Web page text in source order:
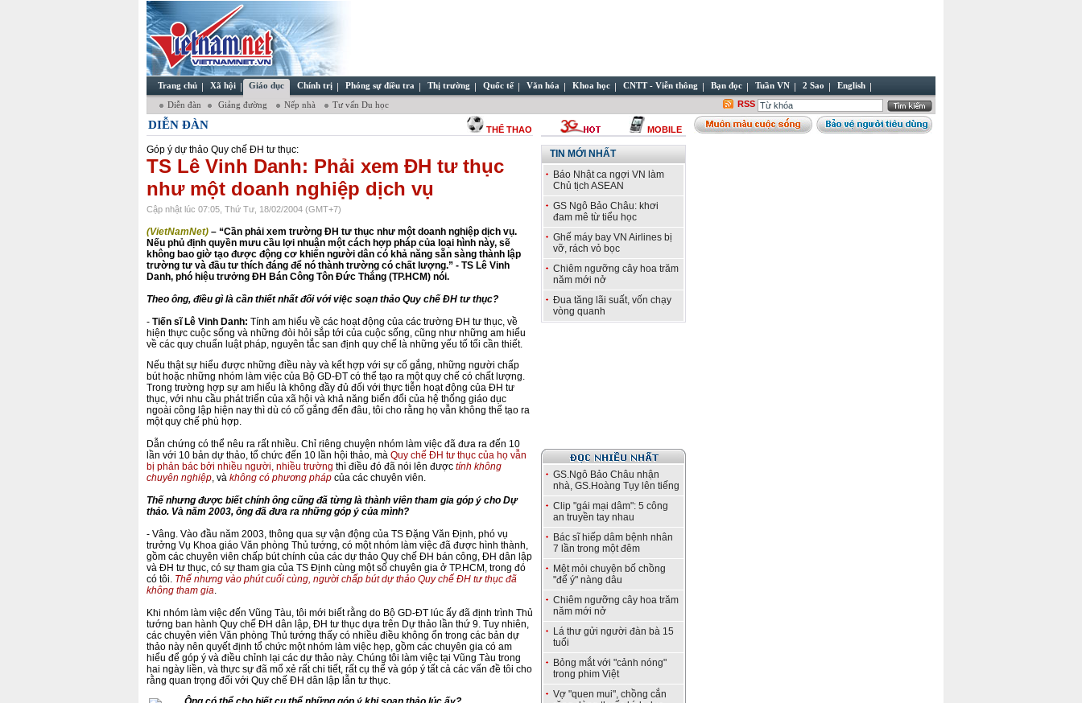
Trang chủ Xã hội Giáo dục Chính trị Phóng sự điều tra Thị trường Quốc tế Văn hóa Khoa học CNTT - Viễn thông Bạn đọc Tuần VN 2 Sao English
Diễn đàn Giảng đường Nếp nhà Tư vấn Du học RSS
DIỄN ĐÀN THỂ THAO MOBILE
Góp ý dự thảo Quy chế ĐH tư thục:
TS Lê Vinh Danh: Phải xem ĐH tư thục
như một doanh nghiệp dịch vụ
Cập nhật lúc 07:05, Thứ Tư, 18/02/2004 (GMT+7)
(VietNamNet) – “Cần phải xem trường ĐH tư thục như một doanh nghiệp dịch vụ.
Nếu phủ định quyền mưu cầu lợi nhuận một cách hợp pháp của loại hình này, sẽ
không bao giờ tạo được động cơ khiến người dân có khả năng sẵn sàng thành lập
trường tư và đầu tư thích đáng để nó thành trường có chất lượng.” - TS Lê Vinh
Danh, phó hiệu trưởng ĐH Bán Công Tôn Đức Thắng (TP.HCM) nói.
Theo ông, điều gì là cần thiết nhất đối với việc soạn thảo Quy chế ĐH tư thục?
- Tiến sĩ Lê Vinh Danh: Tính am hiểu về các hoạt động của các trường ĐH tư thục, về
hiện thực cuộc sống và những đòi hỏi sắp tới của cuộc sống, cũng như những am hiểu
về các quy chuẩn luật pháp, nguyên tắc san định quy chế là những yếu tố tối cần thiết.
Nếu thật sự hiểu được những điều này và kết hợp với sự cố gắng, những người chấp
bút hoặc những nhóm làm việc của Bộ GD-ĐT có thể tạo ra một quy chế có chất lượng.
Trong trường hợp sự am hiểu là không đầy đủ đối với thực tiễn hoạt động của ĐH tư
thục, với nhu cầu phát triển của xã hội và khả năng biến đổi của hệ thống giáo dục
ngoài công lập hiện nay thì dù có cố gắng đến đâu, tôi cho rằng họ vẫn không thể tạo ra
một quy chế phù hợp.
Dẫn chứng có thể nêu ra rất nhiều. Chỉ riêng chuyện nhóm làm việc đã đưa ra đến 10
lần với 10 bản dự thảo, tổ chức đến 10 lần hội thảo, mà Quy chế ĐH tư thục của họ vẫn
bị phản bác bởi nhiều người, nhiều trường thì điều đó đã nói lên được tính không
chuyên nghiệp, và không có phương pháp của các chuyên viên.
Thế nhưng được biết chính ông cũng đã từng là thành viên tham gia góp ý cho Dự
thảo. Và năm 2003, ông đã đưa ra những góp ý của mình?
- Vâng. Vào đầu năm 2003, thông qua sự vận động của TS Đặng Văn Định, phó vụ
trưởng Vụ Khoa giáo Văn phòng Thủ tướng, có một nhóm làm việc đã được hình thành,
gồm các chuyên viên chấp bút chính của các dự thảo Quy chế ĐH bán công, ĐH dân lập
và ĐH tư thục, có sự tham gia của TS Định cùng một số chuyên gia ở TP.HCM, trong đó
có tôi. Thế nhưng vào phút cuối cùng, người chấp bút dự thảo Quy chế ĐH tư thục đã
không tham gia.
Khi nhóm làm việc đến Vũng Tàu, tôi mới biết rằng do Bộ GD-ĐT lúc ấy đã định trình Thủ
tướng ban hành Quy chế ĐH dân lập, ĐH tư thục dựa trên Dự thảo lần thứ 9. Tuy nhiên,
các chuyên viên Văn phòng Thủ tướng thấy có nhiều điều không ổn trong các bản dự
thảo này nên quyết định tổ chức một nhóm làm việc hẹp, gồm các chuyên gia có am
hiểu để góp ý và điều chỉnh lại các dự thảo này. Chúng tôi làm việc tại Vũng Tàu trong
hai ngày liền, và thực sự đã mổ xẻ rất chi tiết, rất cụ thể và góp ý tất cả các vấn đề tôi cho
rằng quan trọng đối với Quy chế ĐH dân lập lẫn tư thục.
TIN MỚI NHẤT
Báo Nhật ca ngợi VN làm
Chủ tịch ASEAN
GS Ngô Bảo Châu: khơi
đam mê từ tiểu học
Ghế máy bay VN Airlines bị
vỡ, rách vỏ bọc
Chiêm ngưỡng cây hoa trăm
năm mới nở
Đua tăng lãi suất, vốn chạy
vòng quanh
GS.Ngô Bảo Châu nhận
nhà, GS.Hoàng Tụy lên tiếng
Clip "gái mại dâm": 5 công
an truyền tay nhau
Bác sĩ hiếp dâm bệnh nhân
7 lần trong một đêm
Mệt mỏi chuyện bố chồng
"để ý" nàng dâu
Chiêm ngưỡng cây hoa trăm
năm mới nở
Lá thư gửi người đàn bà 15
tuổi
Bỏng mắt với "cảnh nóng"
trong phim Việt
Vợ "quen mui", chồng cắn